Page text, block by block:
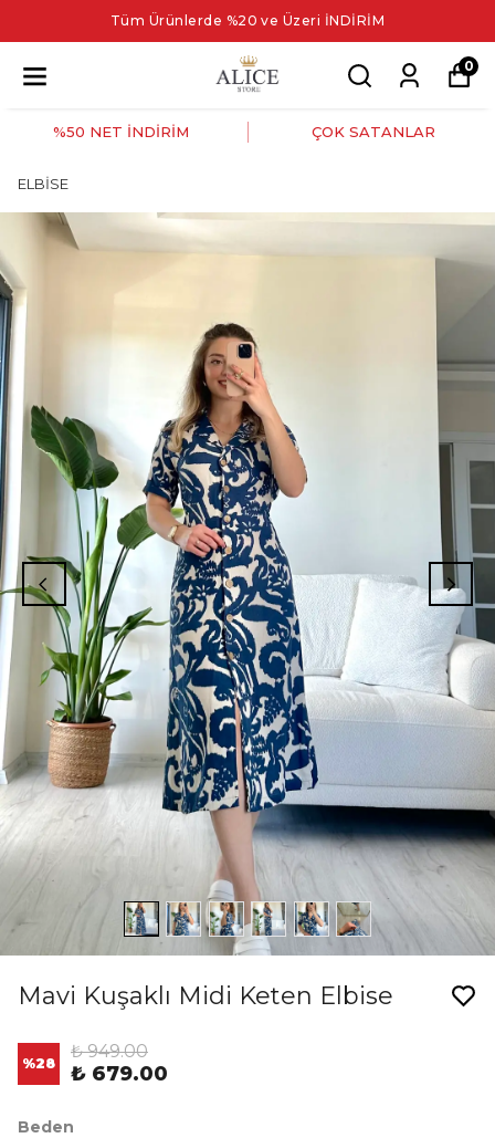
Tüm Ürünlerde %20 ve Üzeri İNDİRİM
0
%50 NET İNDİRİM ÇOK SATANLAR
ELBİSE
Mavi Kuşaklı Midi Keten Elbise
%28
₺ 949.00
₺ 679.00
Beden